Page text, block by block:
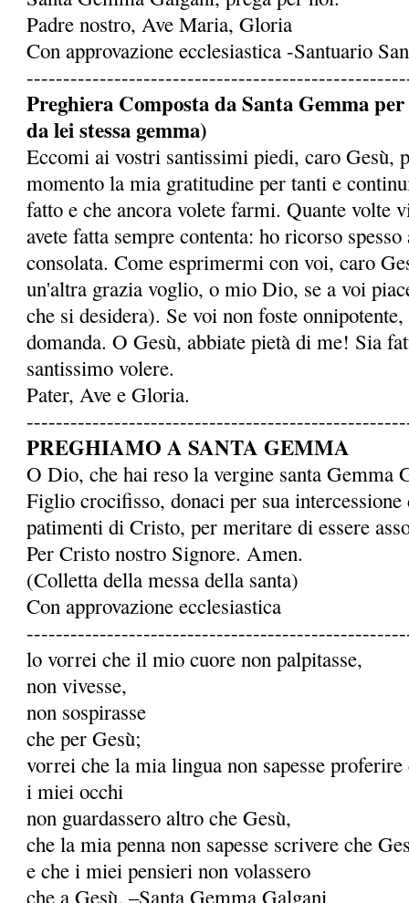
Padre nostro, Ave Maria, Gloria
Con approvazione ecclesiastica -Santuario
Preghiera Composta da Santa Gemma
da lei stessa gemma)
Eccomi ai vostri santissimi piedi, caro Gesù,
momento la mia gratitudine per tanti e
fatto e che ancora volete farmi. Quante volte
avete fatta sempre contenta: ho ricorso
consolata. Come esprimermi con voi, caro
un'altra grazia voglio, o mio Dio, se a voi
che si desidera). Se voi non foste
domanda. O Gesù, abbiate pietà di me! Sia
santissimo volere.
Pater, Ave e Gloria.
PREGHIAMO A SANTA GEMMA
O Dio, che hai reso la ver­gine santa Gemma
Figlio crocifisso, donaci per sua
patimenti di Cristo, per meritare di essere
Per Cristo nostro Signore. Amen.
(Colletta della messa della santa)
Con approvazione ecclesiastica
lo vorrei che il mio cuore non palpitasse,
non vivesse,
non sospirasse
che per Gesù;
vorrei che la mia lingua non sapesse
i miei occhi
non guardassero altro che Gesù,
che la mia penna non sapesse scrivere che
e che i miei pensieri non volassero
che a Gesù. –Santa Gemma Galgani